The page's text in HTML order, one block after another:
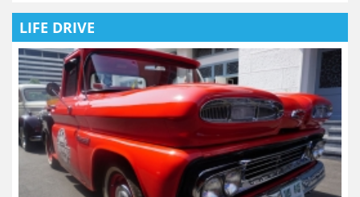
LIFE DRIVE